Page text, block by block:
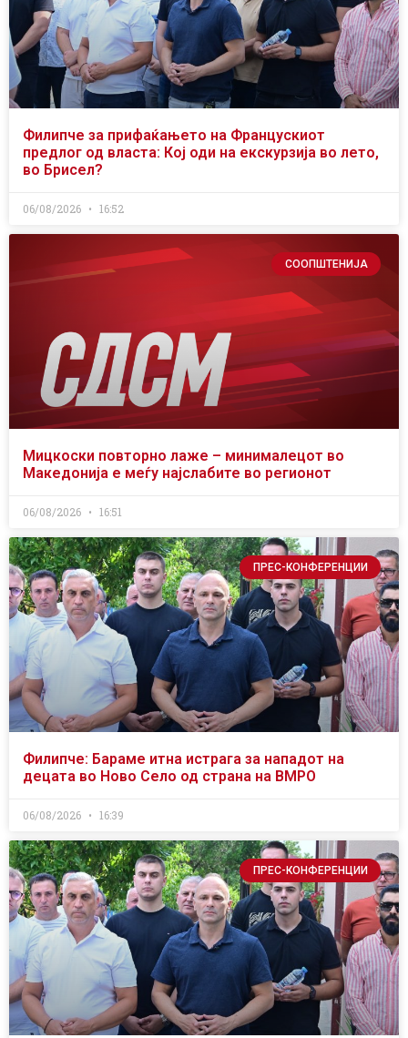
Филипче за прифаќањето на Францускиот
предлог од власта: Кој оди на екскурзија во лето,
во Брисел?
06/08/2026 16:52
СООПШТЕНИЈА
Мицкоски повторно лаже – минималецот во
Македонија е меѓу најслабите во регионот
06/08/2026 16:51
ПРЕС-КОНФЕРЕНЦИИ
Филипче: Бараме итна истрага за нападот на
децата во Ново Село од страна на ВМРО
06/08/2026 16:39
ПРЕС-КОНФЕРЕНЦИИ